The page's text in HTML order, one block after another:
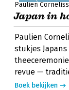
Paulien
Japan in
Paulien
stukjes
revue —
Boek bekijken